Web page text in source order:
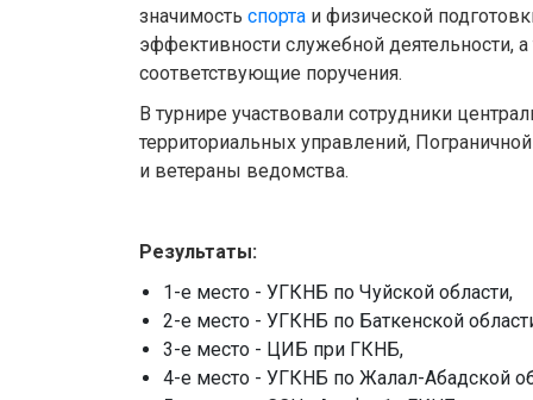
значимость спорта и физической
эффективности служебной деятельности,
соответствующие поручения.
В турнире участвовали сотрудники
территориальных управлений,
и ветераны ведомства.
Результаты:
1-е место - УГКНБ по Чуйской области,
2-е место - УГКНБ по Баткенской
3-е место - ЦИБ при ГКНБ,
4-е место - УГКНБ по Жалал-Абадской